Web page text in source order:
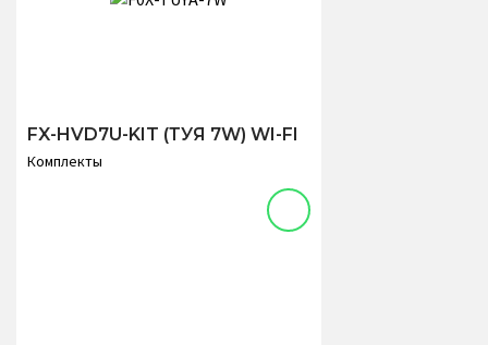
FX-HVD7U-KIT (ТУЯ 7W) WI-FI
Комплекты